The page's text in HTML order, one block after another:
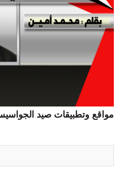
مواقع وتطبيقات صيد الجواسيس